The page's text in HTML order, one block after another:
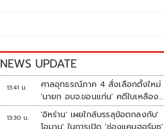
NEWS UPDATE
13:41 น.
ศาลอุทธรณ์ภาค 4 สั่งเลือกตั้งใหม่
'นายก อบจ.ขอนแก่น' คดีใบเหลือง
'วัฒนา ช่างเหลา'
13:30 น.
'อิหร่าน' เผยใกล้บรรลุข้อตกลงกับ'